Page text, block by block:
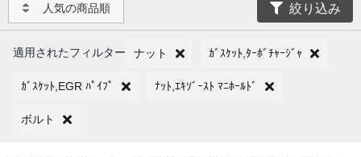
人気の商品順 絞り込み
適用されたフィルター ナット ｶﾞｽｹｯﾄ,ﾀｰﾎﾞﾁｬｰｼﾞｬ
ｶﾞｽｹｯﾄ,EGR ﾊﾟｲﾌﾟ ﾅｯﾄ,ｴｷｿﾞｰｽﾄ ﾏﾆﾎｰﾙﾄﾞ
ボルト